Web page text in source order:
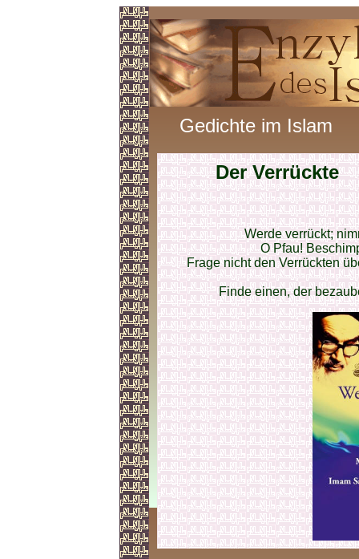
Gedichte im Islam
Der Verrückte
Werde verrückt;
O Pfau!
Frage nicht den Verrückten
Finde einen, der